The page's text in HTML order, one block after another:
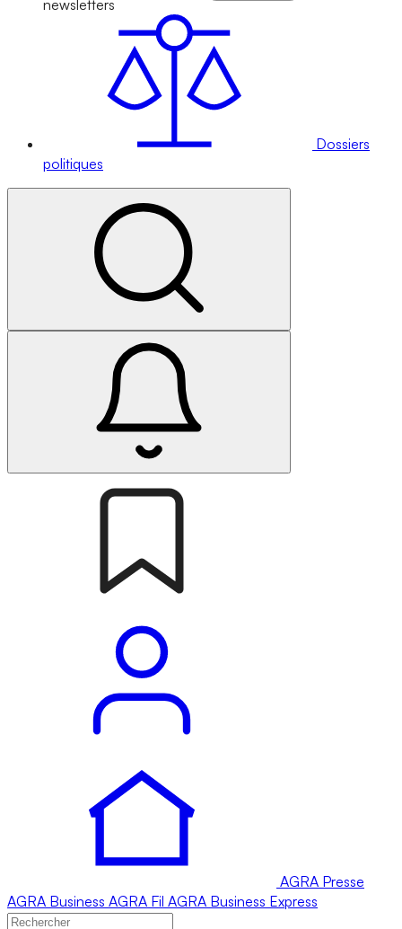
newsletters
Dossiers
politiques
AGRA Presse
AGRA Business AGRA Fil AGRA Business Express